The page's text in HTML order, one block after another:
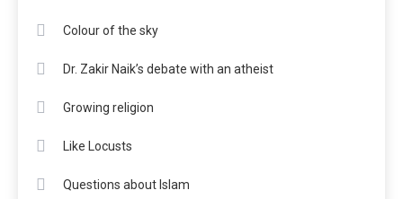
Colour of the sky
Dr. Zakir Naik’s debate with an atheist
Growing religion
Like Locusts
Questions about Islam